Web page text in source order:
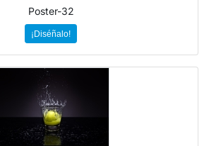
Poster-32
¡Diséñalo!